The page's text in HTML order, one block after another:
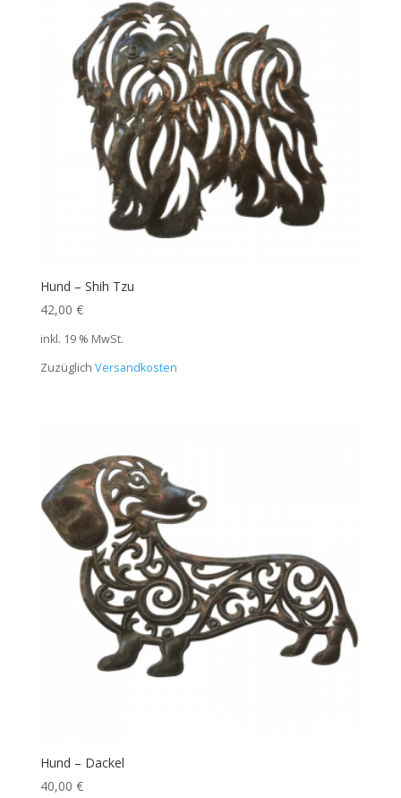
Hund – Shih Tzu
42,00 €
inkl. 19 % MwSt.
Zuzüglich Versandkosten
Hund – Dackel
40,00 €